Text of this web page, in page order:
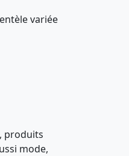
variée
produits
mode,